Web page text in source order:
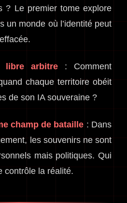
? Le premier tome explore
un monde où l’identité peut
libre arbitre : Comment
chaque territoire obéit
de son IA souveraine ?
champ de bataille : Dans
les souvenirs ne sont
mais politiques. Qui
contrôle la réalité.